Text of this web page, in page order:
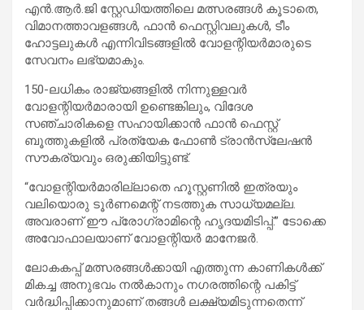
എൻ.ആർ.ജി സ്റ്റേഡിയത്തിലെ മത്സരങ്ങൾ കൂടാതെ,
വിമാനത്താവളങ്ങൾ, ഫാൻ ഫെസ്റ്റിവലുകൾ, ടീം
ഹോട്ടലുകൾ എന്നിവിടങ്ങളിൽ വോളന്റിയർമാരുടെ
സേവനം ലഭ്യമാകും.
150-ലധികം രാജ്യങ്ങളിൽ നിന്നുള്ളവർ
വോളന്റിയർമാരായി ഉണ്ടെങ്കിലും, വിദേശ
സഞ്ചാരികളെ സഹായിക്കാൻ ഫാൻ ഫെസ്റ്റ്
ബൂത്തുകളിൽ പ്രത്യേക ഫോൺ ട്രാൻസ്ലേഷൻ
സൗകര്യവും ഒരുക്കിയിട്ടുണ്ട്.
“വോളന്റിയർമാരില്ലാതെ ഹൂസ്റ്റണിൽ ഇത്രയും
വലിയൊരു ടൂർണമെന്റ് നടത്തുക സാധ്യമല്ല.
അവരാണ് ഈ പ്രോഗ്രാമിന്റെ ഹൃദയമിടിപ്പ്.” ടോക്കെ
അവോഫാലയാണ് വോളന്റിയർ മാനേജർ.
ലോകകപ്പ് മത്സരങ്ങൾക്കായി എത്തുന്ന കാണികൾക്ക്
മികച്ച അനുഭവം നൽകാനും നഗരത്തിന്റെ പകിട്ട്
വർദ്ധിപ്പിക്കാനുമാണ് തങ്ങൾ ലക്ഷ്യമിടുന്നതെന്ന്